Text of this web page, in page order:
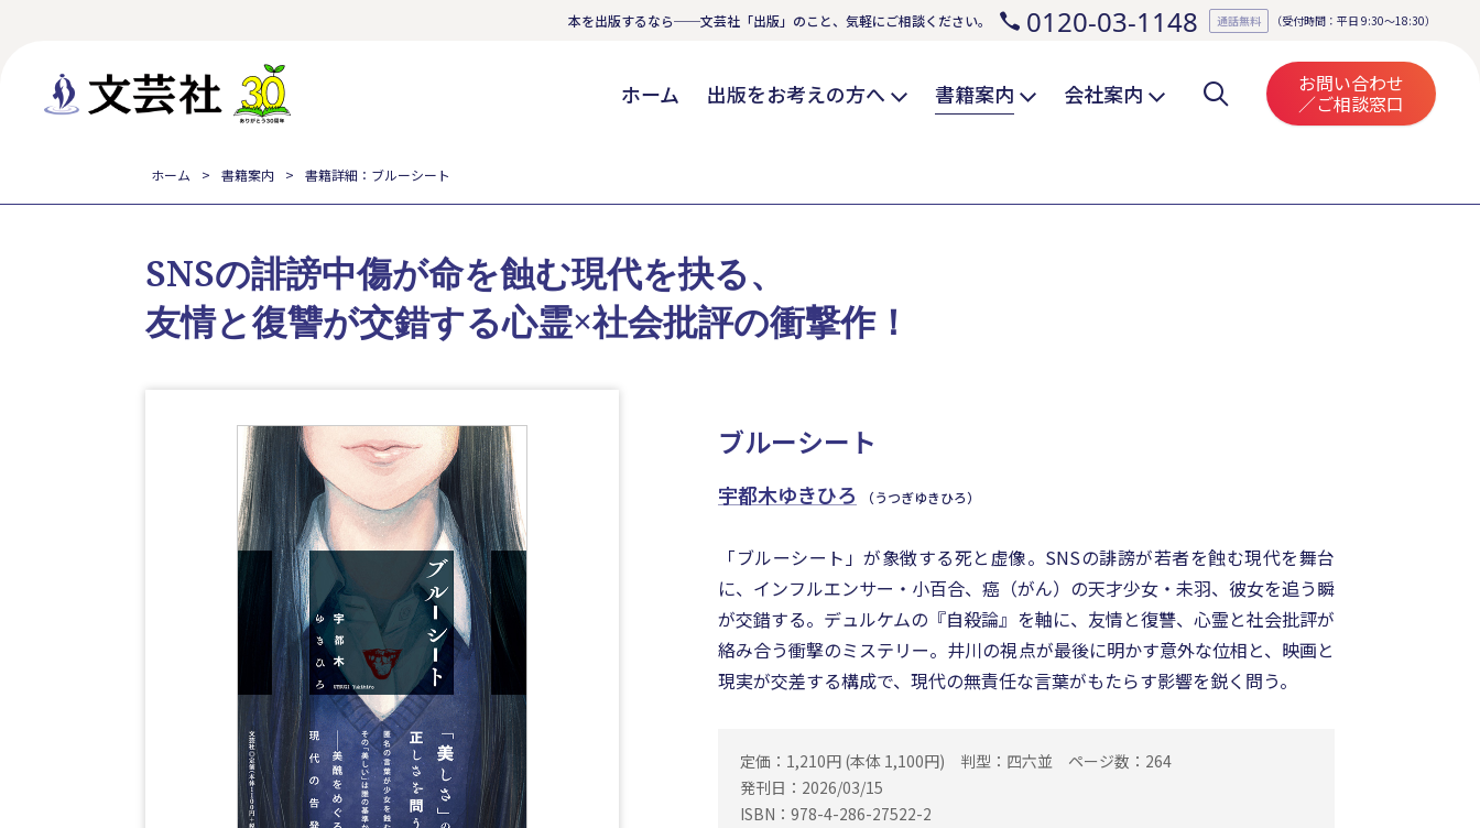
本を出版するなら──文芸社「出版」のこと、気軽にご相談ください。 0120-03-1148 通話無料 （受付時間：平日 9:30～18:30）
ホーム 出版をお考えの方へ 書籍案内 会社案内 お問い合わせ
／ご相談窓口
ホーム 書籍案内 書籍詳細：ブルーシート
ブルーシート
宇都木ゆきひろ （うつぎゆきひろ）
SNSの誹謗中傷が命を蝕む現代を抉る、
友情と復讐が交錯する心霊×社会批評の衝撃作！
「ブルーシート」が象徴する死と虚像。SNSの誹謗が若者を蝕む現代を舞台
に、インフルエンサー・小百合、癌（がん）の天才少女・未羽、彼女を追う瞬
が交錯する。デュルケムの『自殺論』を軸に、友情と復讐、心霊と社会批評が
絡み合う衝撃のミステリー。井川の視点が最後に明かす意外な位相と、映画と
現実が交差する構成で、現代の無責任な言葉がもたらす影響を鋭く問う。
定価：1,210円 (本体 1,100円) 判型：四六並
ページ数：264
発刊日：2026/03/15
ISBN：978-4-286-27522-2